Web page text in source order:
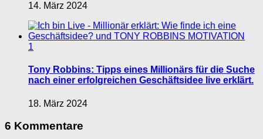
14. März 2024
1
Tony Robbins: Tipps eines Millionärs für die Suche
nach einer erfolgreichen Geschäftsidee live erklärt.
18. März 2024
6 Kommentare